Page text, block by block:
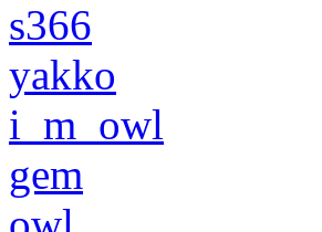
s366
yakko
i_m_owl
gem